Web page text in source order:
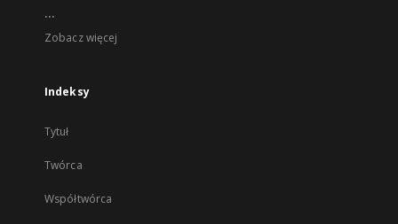
...
Zobacz więcej
Indeksy
Tytuł
Twórca
Współtwórca